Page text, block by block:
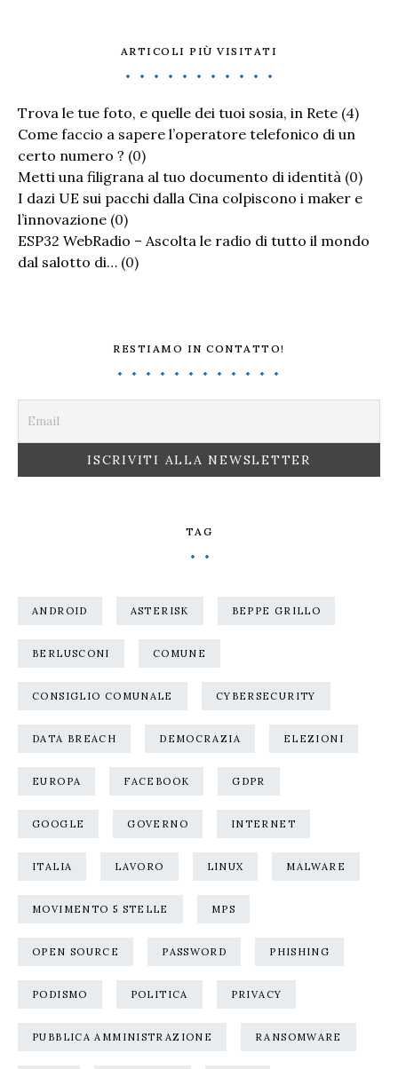
ARTICOLI PIÙ VISITATI
Trova le tue foto, e quelle dei tuoi sosia, in Rete (4)
Come faccio a sapere l’operatore telefonico di un
certo numero ? (0)
Metti una filigrana al tuo documento di identità (0)
I dazi UE sui pacchi dalla Cina colpiscono i maker e
l’innovazione (0)
ESP32 WebRadio – Ascolta le radio di tutto il mondo
dal salotto di… (0)
RESTIAMO IN CONTATTO!
TAG
ANDROID ASTERISK BEPPE GRILLO
BERLUSCONI COMUNE
CONSIGLIO COMUNALE CYBERSECURITY
DATA BREACH DEMOCRAZIA ELEZIONI
EUROPA FACEBOOK GDPR
GOOGLE GOVERNO INTERNET
ITALIA LAVORO LINUX MALWARE
MOVIMENTO 5 STELLE MPS
OPEN SOURCE PASSWORD PHISHING
PODISMO POLITICA PRIVACY
PUBBLICA AMMINISTRAZIONE RANSOMWARE